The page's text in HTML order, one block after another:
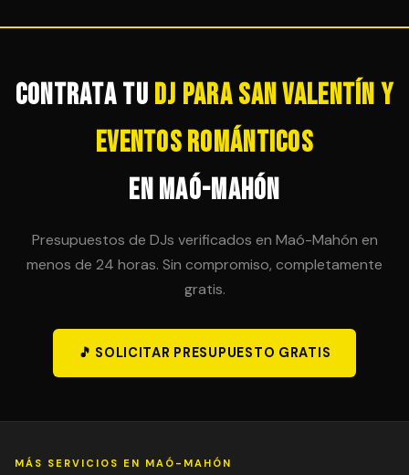
de última hora.
Contrata tu DJ para San Valentín y
Eventos Románticos
en Maó-Mahón
Presupuestos de DJs verificados en Maó-Mahón en
menos de 24 horas. Sin compromiso, completamente
gratis.
🎵 SOLICITAR PRESUPUESTO GRATIS
MÁS SERVICIOS EN MAÓ-MAHÓN